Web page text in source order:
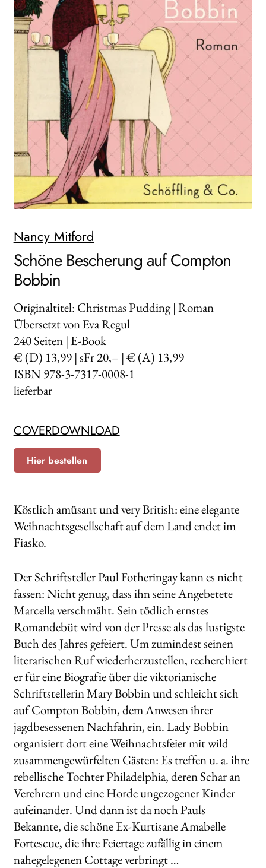
AKTUELLES
NEWSLETTER
WEITERE VERLAGE
Search:
Nancy Mitford
Schöne Bescherung auf Compton
Bobbin
Originaltitel: Christmas Pudding | Roman
Übersetzt von Eva Regul
240Seiten | E-Book
€ (D) 13,99 | sFr 20,– | € (A) 13,99
ISBN 978-3-7317-0008-1
lieferbar
COVERDOWNLOAD
Hier bestellen
Köstlich amüsant und very British: eine elegante
Weihnachtsgesellschaft auf dem Land endet im
Fiasko.
Der Schriftsteller Paul Fotheringay kann es nicht
fassen: Nicht genug, dass ihn seine Angebetete
Marcella verschmäht. Sein tödlich ernstes
Romandebüt wird von der Presse als das lustigste
Buch des Jahres gefeiert. Um zumindest seinen
literarischen Ruf wiederherzustellen, recherchiert
er für eine Biografie über die viktorianische
Schriftstellerin Mary Bobbin und schleicht sich
auf Compton Bobbin, dem Anwesen ihrer
jagdbesessenen Nachfahrin, ein. Lady Bobbin
organisiert dort eine Weihnachtsfeier mit wild
zusammengewürfelten Gästen: Es treffen u. a. ihre
rebellische Tochter Philadelphia, deren Schar an
Verehrern und eine Horde ungezogener Kinder
aufeinander. Und dann ist da noch Pauls
Bekannte, die schöne Ex-Kurtisane Amabelle
Fortescue, die ihre Feiertage zufällig in einem
nahegelegenen Cottage verbringt …